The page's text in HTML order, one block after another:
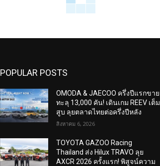
POPULAR POSTS
OMODA & JAECOO ครึ่งปีแรกขาย
ทะลุ 13,000 คัน! เดินเกม REEV เต็ม
สูบ ลุยตลาดไทยต่อครึ่งปีหลัง
สิงหาคม 6, 2026
TOYOTA GAZOO Racing
Thailand ส่ง Hilux TRAVO ลุย
AXCR 2026 ครั้งแรก! พิสูจน์ความ